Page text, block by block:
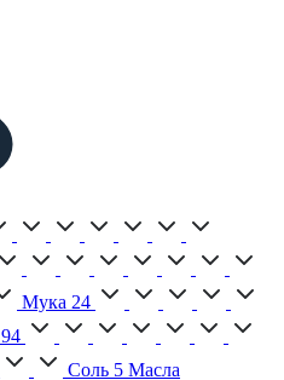
Мука 24
94
Соль 5 Масла